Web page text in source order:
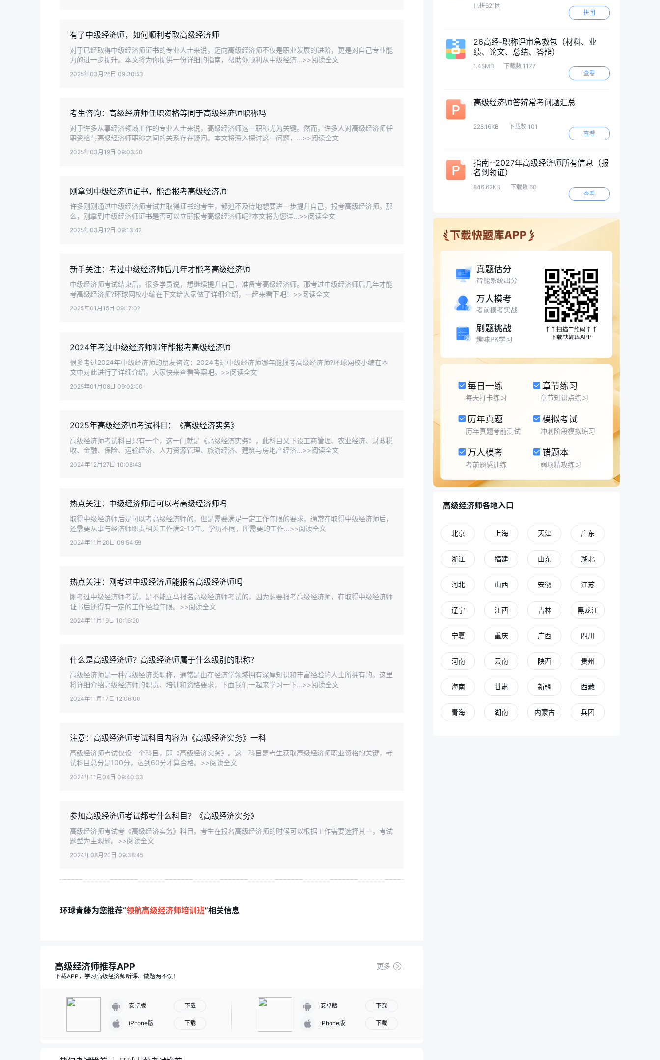
有了中级经济师，如何顺利考取高级经济师
对于已经取得中级经济师证书的专业人士来说，迈向高级经济师不仅是职业发展的进阶，更是对自己专业能
力的进一步提升。本文将为你提供一份详细的指南，帮助你顺利从中级经济...>>阅读全文
2025年03月26日 09:30:53
考生咨询：高级经济师任职资格等同于高级经济师职称吗
对于许多从事经济领域工作的专业人士来说，高级经济师这一职称尤为关键。然而，许多人对高级经济师任
职资格与高级经济师职称之间的关系存在疑问。本文将深入探讨这一问题，...>>阅读全文
2025年03月19日 09:03:20
刚拿到中级经济师证书，能否报考高级经济师
许多刚刚通过中级经济师考试并取得证书的考生，都迫不及待地想要进一步提升自己，报考高级经济师。那
么，刚拿到中级经济师证书是否可以立即报考高级经济师呢?本文将为您详...>>阅读全文
2025年03月12日 09:13:42
新手关注：考过中级经济师后几年才能考高级经济师
中级经济师考试结束后，很多学员说，想继续提升自己，准备考高级经济师。那考过中级经济师后几年才能
考高级经济师?环球网校小编在下文给大家做了详细介绍，一起来看下吧！>>阅读全文
2025年01月15日 09:17:02
2024年考过中级经济师哪年能报考高级经济师
很多考过2024年中级经济师的朋友咨询：2024考过中级经济师哪年能报考高级经济师?环球网校小编在本
文中对此进行了详细介绍，大家快来查看答案吧。>>阅读全文
2025年01月08日 09:02:00
2025年高级经济师考试科目：《高级经济实务》
高级经济师考试科目只有一个，这一门就是《高级经济实务》，此科目又下设工商管理、农业经济、财政税
收、金融、保险、运输经济、人力资源管理、旅游经济、建筑与房地产经济...>>阅读全文
2024年12月27日 10:08:43
热点关注：中级经济师后可以考高级经济师吗
取得中级经济师后是可以考高级经济师的，但是需要满足一定工作年限的要求，通常在取得中级经济师后，
还需要从事与经济师职责相关工作满2-10年。学历不同，所需要的工作...>>阅读全文
2024年11月20日 09:54:59
热点关注：刚考过中级经济师能报名高级经济师吗
刚考过中级经济师考试，是不能立马报名高级经济师考试的，因为想要报考高级经济师，在取得中级经济师
证书后还得有一定的工作经验年限。>>阅读全文
2024年11月19日 10:16:20
什么是高级经济师？高级经济师属于什么级别的职称？
高级经济师是一种高级经济类职称，通常是由在经济学领域拥有深厚知识和丰富经验的人士所拥有的。这里
将详细介绍高级经济师的职责、培训和资格要求，下面我们一起来学习一下...>>阅读全文
2024年11月17日 12:06:00
注意：高级经济师考试科目内容为《高级经济实务》一科
高级经济师考试仅设一个科目，即《高级经济实务》。这一科目是考生获取高级经济师职业资格的关键，考
试科目总分是100分，达到60分才算合格。>>阅读全文
2024年11月04日 09:40:33
参加高级经济师考试都考什么科目？《高级经济实务》
高级经济师考试考《高级经济实务》科目，考生在报名高级经济师的时候可以根据工作需要选择其一，考试
题型为主观题。>>阅读全文
2024年08月20日 09:38:45
环球青藤为您推荐“领航高级经济师培训班”相关信息
高级经济师推荐APP 更多
下载APP，学习高级经济师听课、做题两不误！
安卓版 下载
iPhone版 下载
安卓版 下载
iPhone版 下载
已拼621团
拼团
26高经-职称评审急救包（材料、业
绩、论文、总结、答辩）
1.48MB
下载数 1177
查看
高级经济师答辩常考问题汇总
228.16KB
下载数 101
查看
指南--2027年高级经济师所有信息（报
名到领证）
846.62KB
下载数 60
查看
每日一练
每天打卡练习
章节练习
章节知识点练习
历年真题
历年真题考前测试
模拟考试
冲刺阶段模拟练习
万人模考
考前题感训练
错题本
弱项精攻练习
高级经济师各地入口
北京 上海 天津 广东
浙江 福建 山东 湖北
河北 山西 安徽 江苏
辽宁 江西 吉林 黑龙江
宁夏 重庆 广西 四川
河南 云南 陕西 贵州
海南 甘肃 新疆 西藏
青海 湖南 内蒙古 兵团